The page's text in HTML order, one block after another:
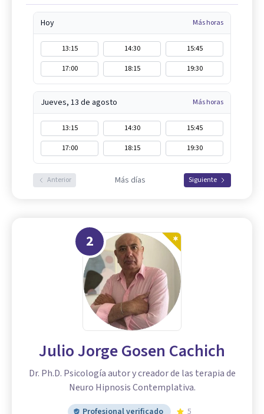
Hoy Más horas
13:15 14:30
15:45
17:00
18:15 19:30
Jueves, 13 de agosto Más horas
13:15 14:30
15:45
17:00
18:15 19:30
Anterior Más días Siguiente
2
Julio Jorge Gosen Cachich
Dr. Ph.D. Psicología autor y creador de las terapia de
Neuro Hipnosis Contemplativa.
Profesional verificado 5